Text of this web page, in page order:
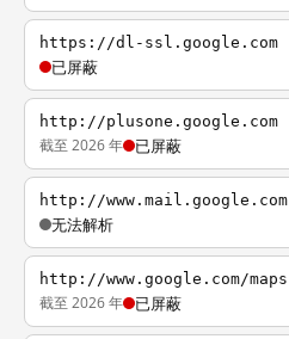
https://dl-ssl.google.com
已屏蔽
http://plusone.google.com
截至 2026 年 已屏蔽
http://www.mail.google.com
无法解析
http://www.google.com/maps
截至 2026 年 已屏蔽